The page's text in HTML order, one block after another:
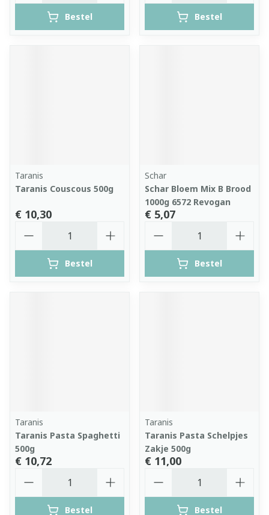
Bestel Bestel
Taranis
Taranis Couscous 500g
€ 10,30
Bestel
Schar
Schar Bloem Mix B Brood
1000g 6572 Revogan
€ 5,07
Bestel
Taranis
Taranis Pasta Spaghetti
500g
€ 10,72
Bestel
Taranis
Taranis Pasta Schelpjes
Zakje 500g
€ 11,00
Bestel